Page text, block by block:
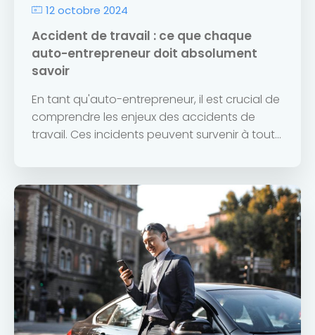
12 octobre 2024
Accident de travail : ce que chaque
auto-entrepreneur doit absolument
savoir
En tant qu'auto-entrepreneur, il est crucial de
comprendre les enjeux des accidents de
travail. Ces incidents peuvent survenir à tout...